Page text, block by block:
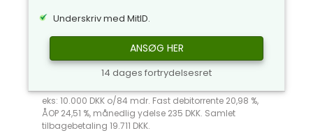
Underskriv med MitID.
ANSØG HER
14 dages fortrydelsesret
eks: 10.000 DKK o/84 mdr. Fast debitorrente 20,98 %,
ÅOP 24,51 %, månedlig ydelse 235 DKK. Samlet
tilbagebetaling 19.711 DKK.